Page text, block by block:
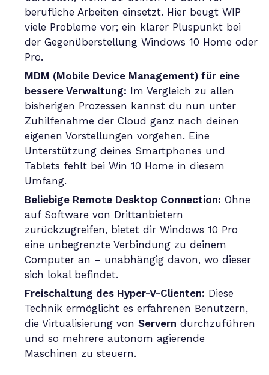
berufliche Arbeiten einsetzt. Hier beugt WIP
viele Probleme vor; ein klarer Pluspunkt bei
der Gegenüberstellung Windows 10 Home oder
Pro.
MDM (Mobile Device Management) für eine
bessere Verwaltung: Im Vergleich zu allen
bisherigen Prozessen kannst du nun unter
Zuhilfenahme der Cloud ganz nach deinen
eigenen Vorstellungen vorgehen. Eine
Unterstützung deines Smartphones und
Tablets fehlt bei Win 10 Home in diesem
Umfang.
Beliebige Remote Desktop Connection: Ohne
auf Software von Drittanbietern
zurückzugreifen, bietet dir Windows 10 Pro
eine unbegrenzte Verbindung zu deinem
Computer an – unabhängig davon, wo dieser
sich lokal befindet.
Freischaltung des Hyper-V-Clienten: Diese
Technik ermöglicht es erfahrenen Benutzern,
die Virtualisierung von Servern durchzuführen
und so mehrere autonom agierende
Maschinen zu steuern.